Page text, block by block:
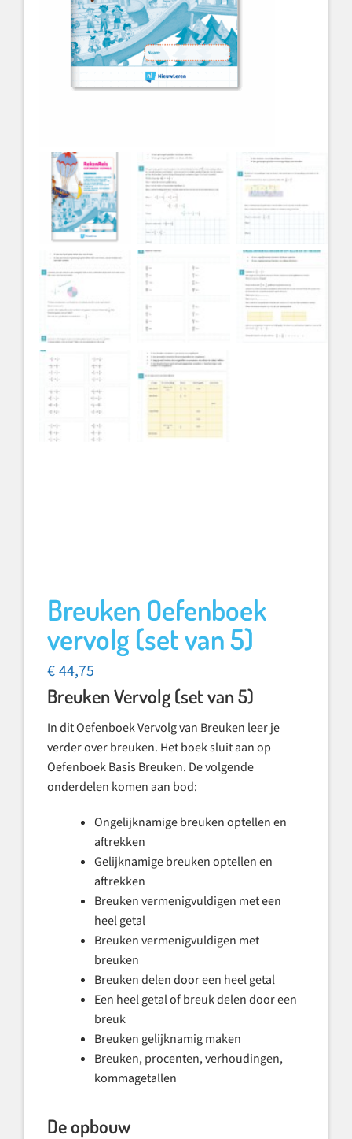
Breuken Oefenboek
vervolg (set van 5)
€44,75
Breuken Vervolg (set van 5)
In dit Oefenboek Vervolg van Breuken leer je
verder over breuken. Het boek sluit aan op
Oefenboek Basis Breuken. De volgende
onderdelen komen aan bod:
Ongelijknamige breuken optellen en
aftrekken
Gelijknamige breuken optellen en
aftrekken
Breuken vermenigvuldigen met een
heel getal
Breuken vermenigvuldigen met
breuken
Breuken delen door een heel getal
Een heel getal of breuk delen door een
breuk
Breuken gelijknamig maken
Breuken, procenten, verhoudingen,
kommagetallen
De opbouw